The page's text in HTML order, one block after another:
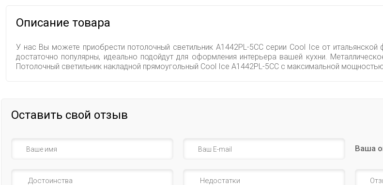
Описание товара
У нас Вы можете приобрести потолочный светильник A1442PL-5CC серии Cool Ice от
достаточно популярны, идеально подойдут для оформления интерьера вашей кухни.
Потолочный светильник накладной прямоугольный Cool Ice A1442PL-5CC с максимальной
Оставить свой отзыв
Ваша